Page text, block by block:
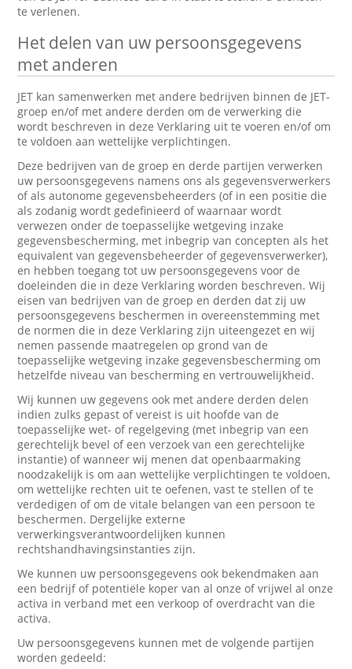
te verlenen.
Het delen van uw persoonsgegevens
met anderen
JET kan samenwerken met andere bedrijven binnen de JET-
groep en/of met andere derden om de verwerking die
wordt beschreven in deze Verklaring uit te voeren en/of om
te voldoen aan wettelijke verplichtingen.
Deze bedrijven van de groep en derde partijen verwerken
uw persoonsgegevens namens ons als gegevensverwerkers
of als autonome gegevensbeheerders (of in een positie die
als zodanig wordt gedefinieerd of waarnaar wordt
verwezen onder de toepasselijke wetgeving inzake
gegevensbescherming, met inbegrip van concepten als het
equivalent van gegevensbeheerder of gegevensverwerker),
en hebben toegang tot uw persoonsgegevens voor de
doeleinden die in deze Verklaring worden beschreven. Wij
eisen van bedrijven van de groep en derden dat zij uw
persoonsgegevens beschermen in overeenstemming met
de normen die in deze Verklaring zijn uiteengezet en wij
nemen passende maatregelen op grond van de
toepasselijke wetgeving inzake gegevensbescherming om
hetzelfde niveau van bescherming en vertrouwelijkheid.
Wij kunnen uw gegevens ook met andere derden delen
indien zulks gepast of vereist is uit hoofde van de
toepasselijke wet- of regelgeving (met inbegrip van een
gerechtelijk bevel of een verzoek van een gerechtelijke
instantie) of wanneer wij menen dat openbaarmaking
noodzakelijk is om aan wettelijke verplichtingen te voldoen,
om wettelijke rechten uit te oefenen, vast te stellen of te
verdedigen of om de vitale belangen van een persoon te
beschermen. Dergelijke externe
verwerkingsverantwoordelijken kunnen
rechtshandhavingsinstanties zijn.
We kunnen uw persoonsgegevens ook bekendmaken aan
een bedrijf of potentiële koper van al onze of vrijwel al onze
activa in verband met een verkoop of overdracht van die
activa.
Uw persoonsgegevens kunnen met de volgende partijen
worden gedeeld: